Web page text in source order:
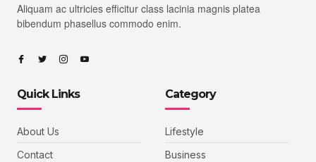
Aliquam ac ultricies efficitur class lacinia magnis platea
bibendum phasellus commodo enim.
Quick Links
About Us
Contact
Category
Lifestyle
Business